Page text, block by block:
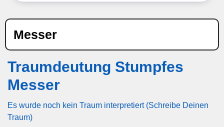
Messer
Traumdeutung Stumpfes
Messer
Es wurde noch kein Traum interpretiert (Schreibe Deinen
Traum)